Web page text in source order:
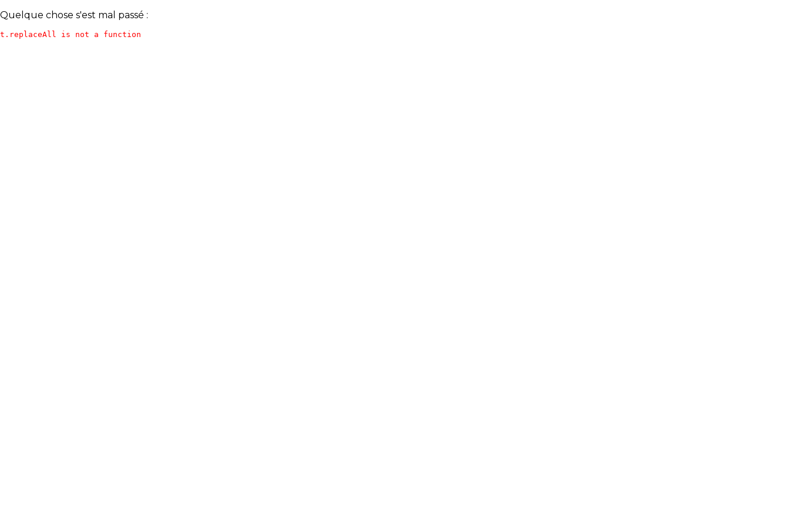
Quelque chose s'est mal passé :
t.replaceAll is not a function